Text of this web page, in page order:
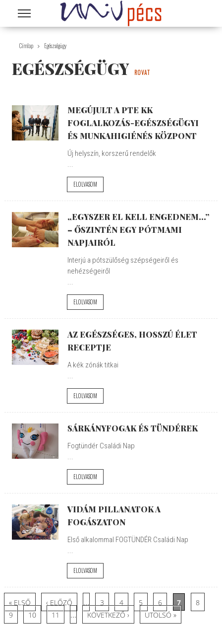
Ugrás a tartalomra
Címlap Egészségügy
EGÉSZSÉGÜGY ROVAT
MEGÚJULT A PTE KK
FOGLALKOZÁS-EGÉSZSÉGÜGYI
ÉS MUNKAHIGIÉNÉS KÖZPONT
Új helyszín, korszerű rendelők
...
ELOLVASOM
„EGYSZER EL KELL ENGEDNEM...”
– ŐSZINTÉN EGY PÓTMAMI
NAPJAIRÓL
Interjú a pótszülőség szépségeiről és
nehézségeiről
...
ELOLVASOM
AZ EGÉSZSÉGES, HOSSZÚ ÉLET
RECEPTJE
A kék zónák titkai
...
ELOLVASOM
SÁRKÁNYFOGAK ÉS TÜNDÉREK
Fogtündér Családi Nap
...
ELOLVASOM
VIDÁM PILLANATOK A
FOGÁSZATON
Első alkalommal FOGTÜNDÉR Családi Nap
...
ELOLVASOM
Oldalak
« ELSŐ ‹ ELŐZŐ … 3 4 5 6 7
8
9
10 11 … KÖVETKEZŐ › UTOLSÓ »